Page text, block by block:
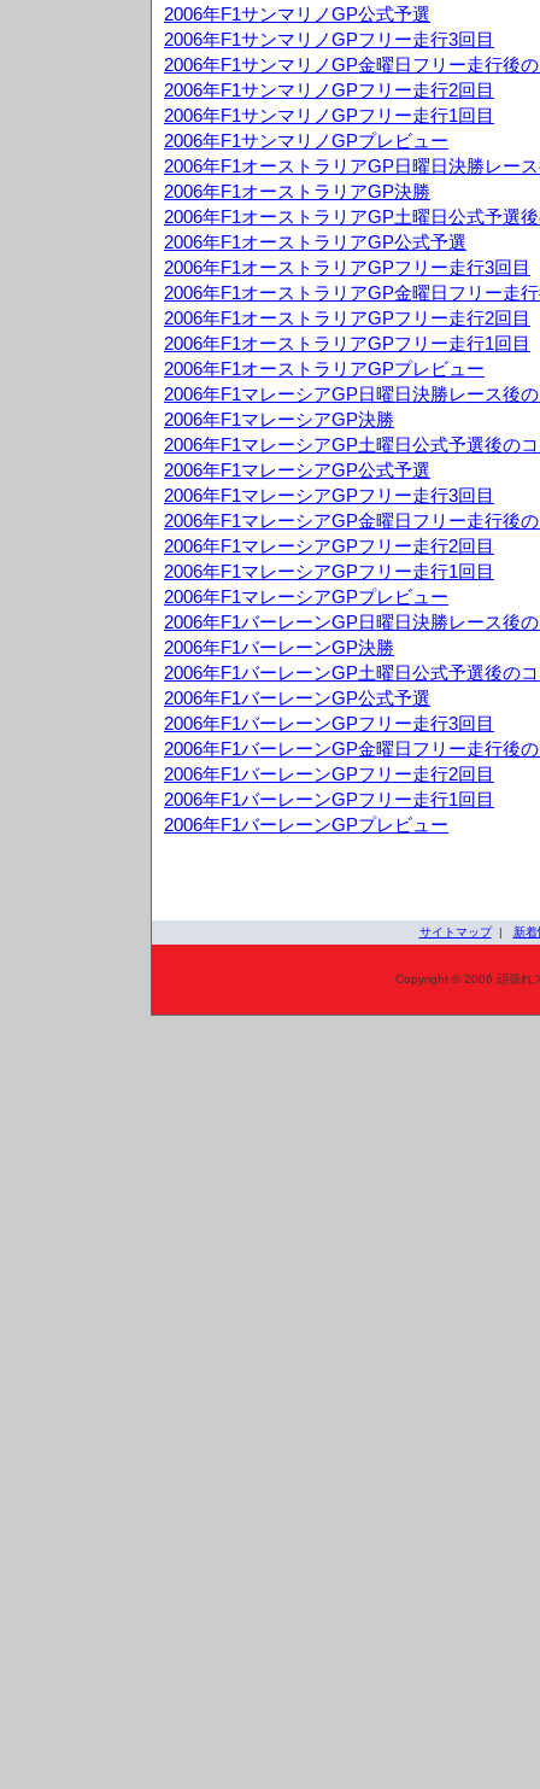
2006年F1サンマリノGP公式予選
2006年F1サンマリノGPフリー走行3回目
2006年F1サンマリノGP金曜日フリー走行後
2006年F1サンマリノGPフリー走行2回目
2006年F1サンマリノGPフリー走行1回目
2006年F1サンマリノGPプレビュー
2006年F1オーストラリアGP日曜日決勝レー
2006年F1オーストラリアGP決勝
2006年F1オーストラリアGP土曜日公式予選
2006年F1オーストラリアGP公式予選
2006年F1オーストラリアGPフリー走行3回目
2006年F1オーストラリアGP金曜日フリー走
2006年F1オーストラリアGPフリー走行2回目
2006年F1オーストラリアGPフリー走行1回目
2006年F1オーストラリアGPプレビュー
2006年F1マレーシアGP日曜日決勝レース後
2006年F1マレーシアGP決勝
2006年F1マレーシアGP土曜日公式予選後の
2006年F1マレーシアGP公式予選
2006年F1マレーシアGPフリー走行3回目
2006年F1マレーシアGP金曜日フリー走行後
2006年F1マレーシアGPフリー走行2回目
2006年F1マレーシアGPフリー走行1回目
2006年F1マレーシアGPプレビュー
2006年F1バーレーンGP日曜日決勝レース後
2006年F1バーレーンGP決勝
2006年F1バーレーンGP土曜日公式予選後の
2006年F1バーレーンGP公式予選
2006年F1バーレーンGPフリー走行3回目
2006年F1バーレーンGP金曜日フリー走行後
2006年F1バーレーンGPフリー走行2回目
2006年F1バーレーンGPフリー走行1回目
2006年F1バーレーンGPプレビュー
サイトマップ| 新着
Copyright © 2006 頑張れ